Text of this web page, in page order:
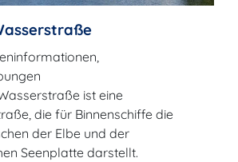
ist eine
die für Binnenschiffe die
der Elbe und der
Seenplatte darstellt.